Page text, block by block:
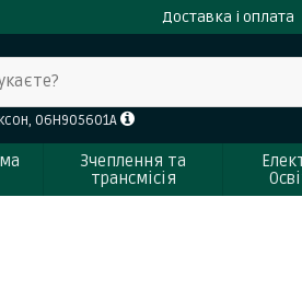
Доставка і оплата
06H905601A
Зчеплення та
трансмісія